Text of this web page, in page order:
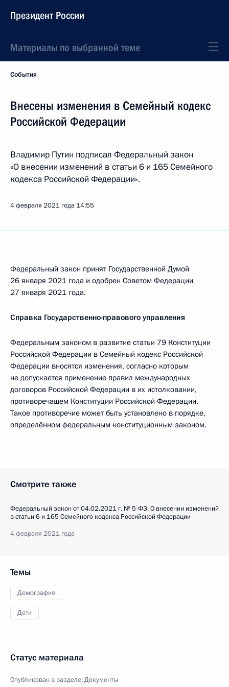
Президент России
Материалы по выбранной теме
События
Внесены изменения в Семейный кодекс
Российской Федерации
Владимир Путин подписал Федеральный закон
«О внесении изменений в статьи 6 и 165 Семейного
кодекса Российской Федерации».
4 февраля 2021 года 14:55
Федеральный закон принят Государственной Думой
26 января 2021 года и одобрен Советом Федерации
27 января 2021 года.
Справка Государственно-правового управления
Федеральным законом в развитие статьи 79 Конституции
Российской Федерации в Семейный кодекс Российской
Федерации вносятся изменения, согласно которым
не допускается применение правил международных
договоров Российской Федерации в их истолковании,
противоречащем Конституции Российской Федерации.
Такое противоречие может быть установлено в порядке,
определённом федеральным конституционным законом.
Смотрите также
Федеральный закон от 04.02.2021 г. № 5-ФЗ. О внесении изменений
в статьи 6 и 165 Семейного кодекса Российской Федерации
4 февраля 2021 года
Темы
Демография
Дети
Статус материала
Опубликован в разделе:Документы